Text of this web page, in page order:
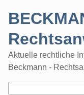
Aktuelle rechtliche
Beckmann -